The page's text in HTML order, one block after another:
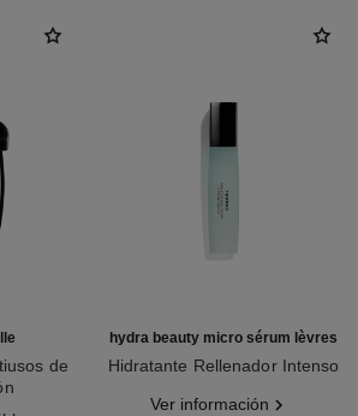
de
hydra beauty micro sérum lèvres
Hidratante Rellenador Intenso
Ver información